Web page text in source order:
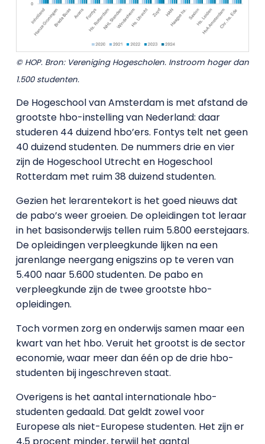
© HOP. Bron: Vereniging Hogescholen. Instroom hoger dan
1.500 studenten.
De Hogeschool van Amsterdam is met afstand de
grootste hbo-instelling van Nederland: daar
studeren 44 duizend hbo’ers. Fontys telt net geen
40 duizend studenten. De nummers drie en vier
zijn de Hogeschool Utrecht en Hogeschool
Rotterdam met ruim 38 duizend studenten.
Gezien het lerarentekort is het goed nieuws dat
de pabo’s weer groeien. De opleidingen tot leraar
in het basisonderwijs tellen ruim 5.800 eerstejaars.
De opleidingen verpleegkunde lijken na een
jarenlange neergang enigszins op te veren van
5.400 naar 5.600 studenten. De pabo en
verpleegkunde zijn de twee grootste hbo-
opleidingen.
Toch vormen zorg en onderwijs samen maar een
kwart van het hbo. Veruit het grootst is de sector
economie, waar meer dan één op de drie hbo-
studenten bij ingeschreven staat.
Overigens is het aantal internationale hbo-
studenten gedaald. Dat geldt zowel voor
Europese als niet-Europese studenten. Het zijn er
4,5 procent minder, terwijl het aantal